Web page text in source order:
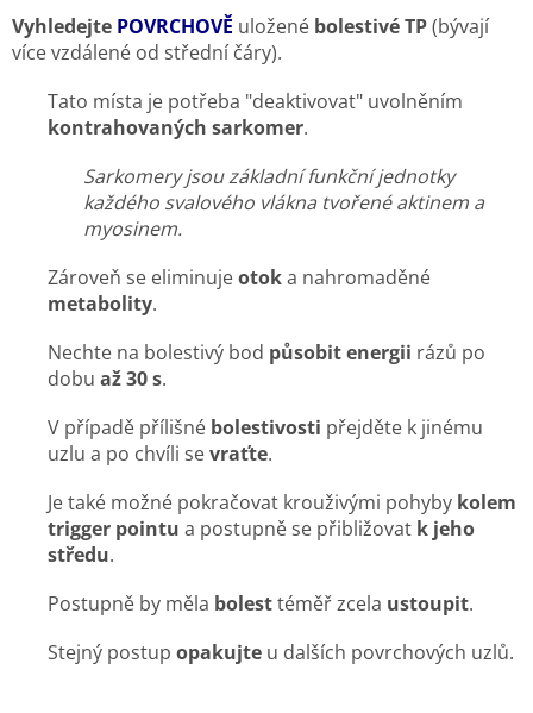
Vyhledejte POVRCHOVĚ uložené bolestivé TP(bývají
více vzdálené od střední čáry).
Tato místa je potřeba "deaktivovat" uvolněním
kontrahovaných sarkomer.
Sarkomery jsou základní funkční jednotky
každého svalového vlákna tvořené aktinem a
myosinem.
Zároveň se eliminujeotoka nahromaděné
metabolity.
Nechte na bolestivý bod působit energii rázů po
dobu až 30 s.
V případě přílišné bolestivosti přejděte k jinému
uzlu a po chvíli sevraťte.
Je také možné pokračovat krouživými pohyby kolem
trigger pointu a postupně se přibližovat k jeho
středu.
Postupně by měla bolesttéměř zcela ustoupit.
Stejný postup opakujte u dalších povrchových uzlů.